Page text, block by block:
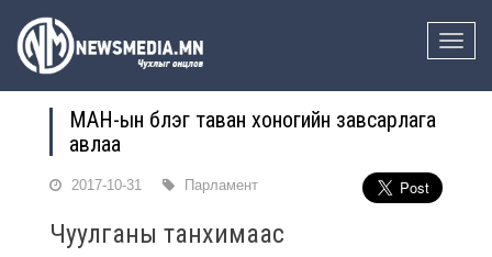
Toggle
МАН-ын бүлэг таван хоногийн завсарлага
авлаа
2017-10-31 Парламент
Чуулганы танхимаас